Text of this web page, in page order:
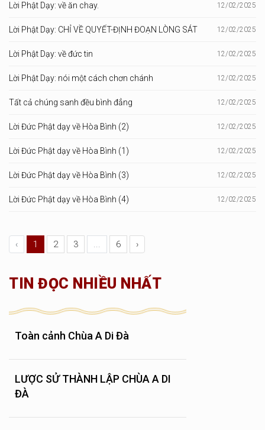
Lời Phật Dạy: về ăn chay. 12/02/2025
Lời Phật Dạy: CHỈ VỀ QUYẾT-ĐỊNH ĐOẠN LÒNG SÁT 12/02/2025
Lời Phật Dạy: về đức tin 12/02/2025
Lời Phật Dạy: nói một cách chơn chánh 12/02/2025
Tất cả chúng sanh đều bình đẳng 12/02/2025
Lời Đức Phật dạy về Hòa Bình (2) 12/02/2025
Lời Đức Phật dạy về Hòa Bình (1) 12/02/2025
Lời Đức Phật dạy về Hòa Bình (3) 12/02/2025
Lời Đức Phật dạy về Hòa Bình (4) 12/02/2025
‹ 1 2 3 ... 6 ›
TIN ĐỌC NHIỀU NHẤT
Toàn cảnh Chùa A Di Đà
LƯỢC SỬ THÀNH LẬP CHÙA A DI
ĐÀ